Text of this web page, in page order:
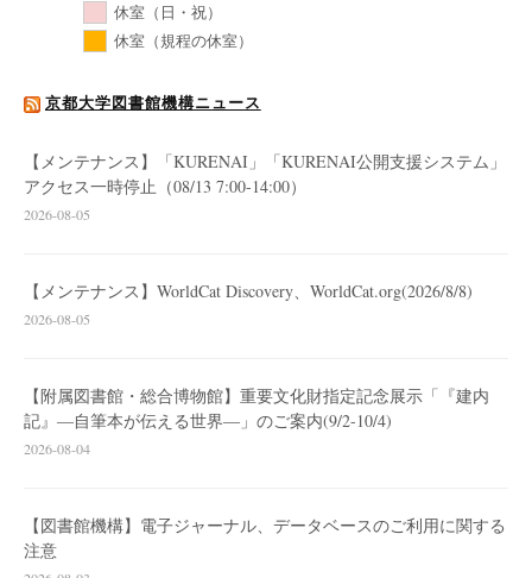
休室（日・祝）
休室（規程の休室）
京都大学図書館機構ニュース
【メンテナンス】「KURENAI」「KURENAI公開支援システム」
アクセス一時停止（08/13 7:00-14:00）
2026-08-05
【メンテナンス】WorldCat Discovery、WorldCat.org(2026/8/8)
2026-08-05
【附属図書館・総合博物館】重要文化財指定記念展示「『建内
記』―自筆本が伝える世界―」のご案内(9/2-10/4)
2026-08-04
【図書館機構】電子ジャーナル、データベースのご利用に関する
注意